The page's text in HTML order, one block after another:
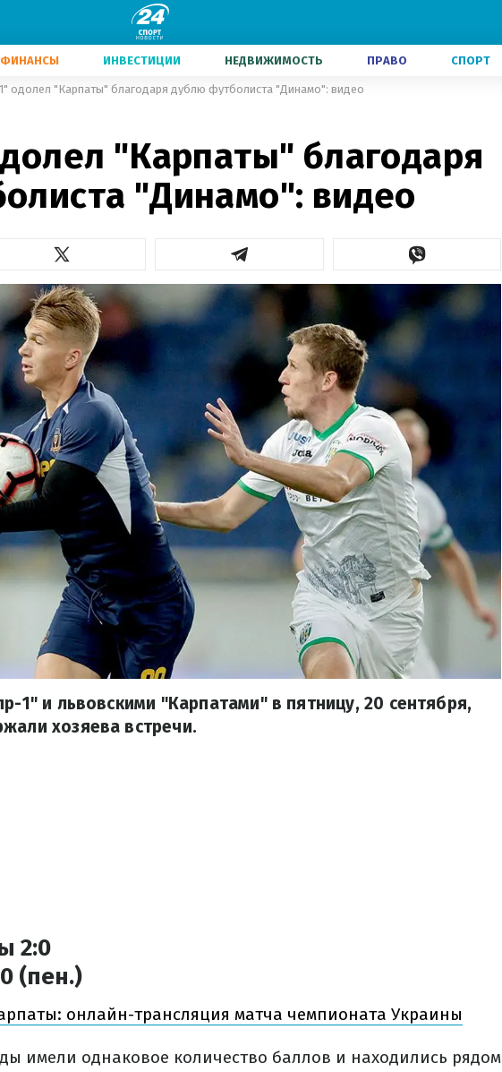
ФИНАНСЫ ИНВЕСТИЦИИ НЕДВИЖИМОСТЬ ПРАВО СПОРТ
одолел "Карпаты" благодаря дублю футболиста "Динамо": видео
"Карпаты" благодаря
"Динамо": видео
1" и львовскими "Карпатами" в пятницу, 20 сентября,
хозяева встречи.
2:0
(пен.)
онлайн-трансляция матча чемпионата Украины
имели однаковое количество баллов и находились рядом